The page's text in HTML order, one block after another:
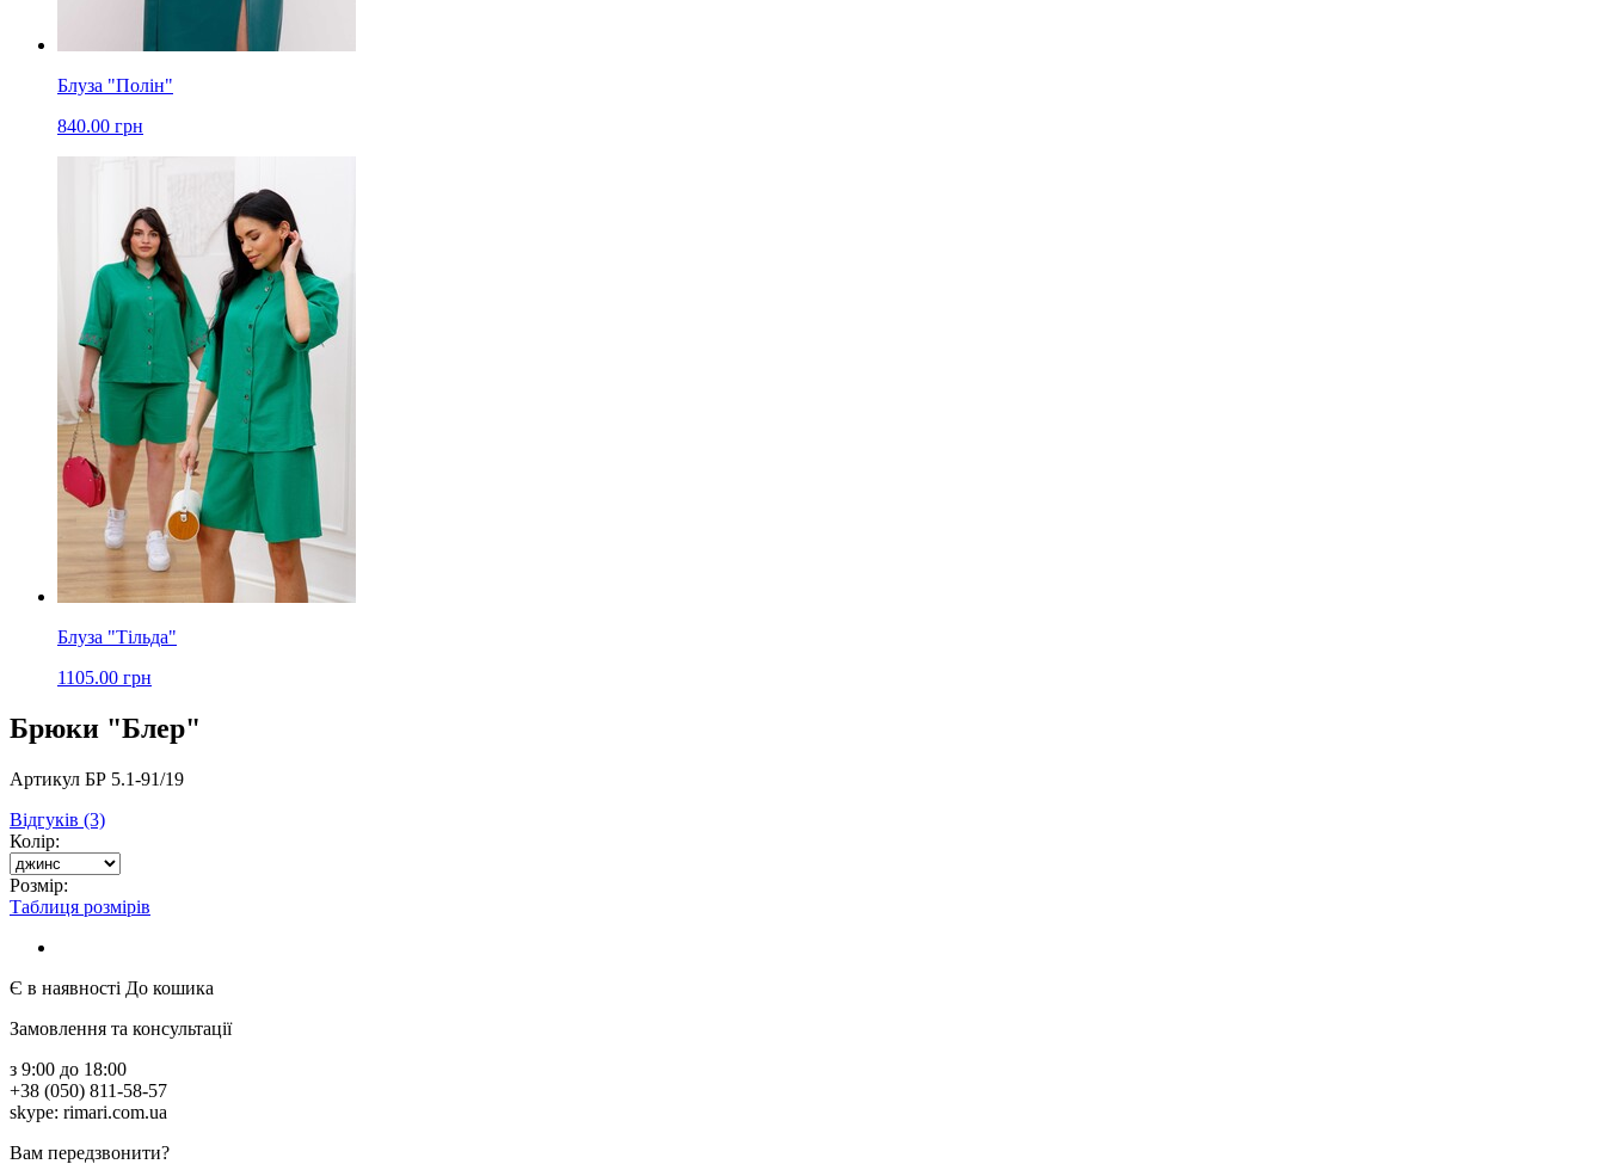
Блуза "Полін"
840.00 грн
Блуза "Тільда"
1105.00 грн
Брюки "Блер"
Артикул БР 5.1-91/19
Відгуків (3)
Колір:
Розмір:
Таблиця розмірів
Є в наявності До кошика
Замовлення та консультації
з 9:00 до 18:00
+38 (050) 811-58-57
skype: rimari.com.ua
Вам передзвонити?